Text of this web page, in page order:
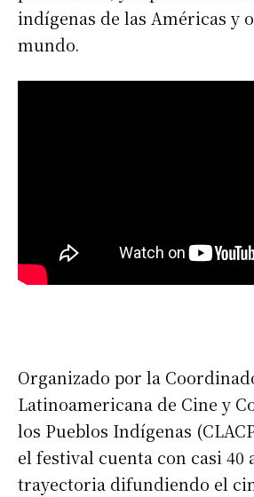
indígenas de las Américas y
mundo.
Organizado por la
Latinoamericana de Cine y
los Pueblos Indígenas
el festival cuenta con casi 40
trayectoria difundiendo el